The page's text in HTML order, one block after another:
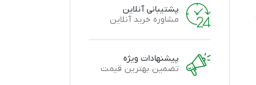
پشتیبانی آنلاین
مشاوره خرید آنلاین
پیشنهادات ویژه
تضمین بهترین قیمت